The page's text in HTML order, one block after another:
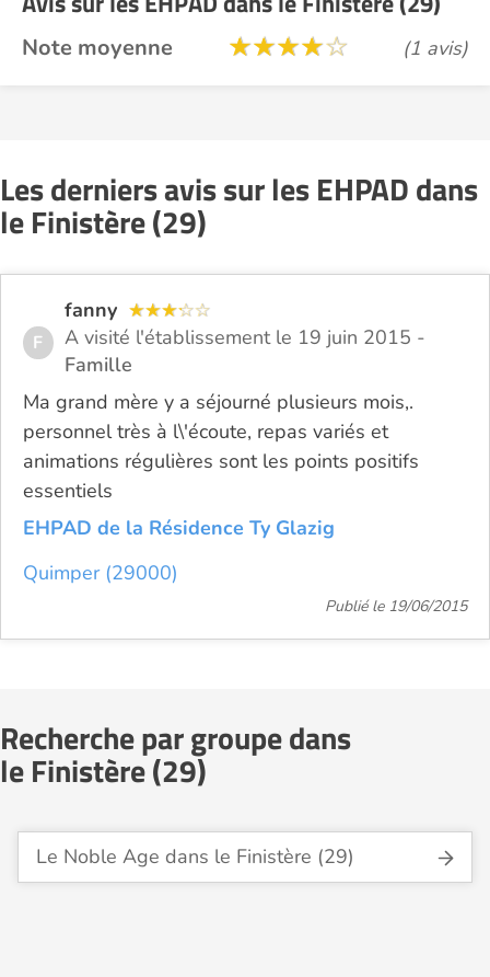
Note moyenne (1 avis)
Les derniers avis sur les EHPAD dans
le Finistère (29)
F
fanny
A visité l'établissement le 19 juin 2015 -
Famille
Ma grand mère y a séjourné plusieurs mois,.
personnel très à l\'écoute, repas variés et
animations régulières sont les points positifs
essentiels
EHPAD de la Résidence Ty Glazig
Quimper (29000)
Publié le 19/06/2015
Recherche par groupe dans
le Finistère (29)
Le Noble Age dans le Finistère (29)